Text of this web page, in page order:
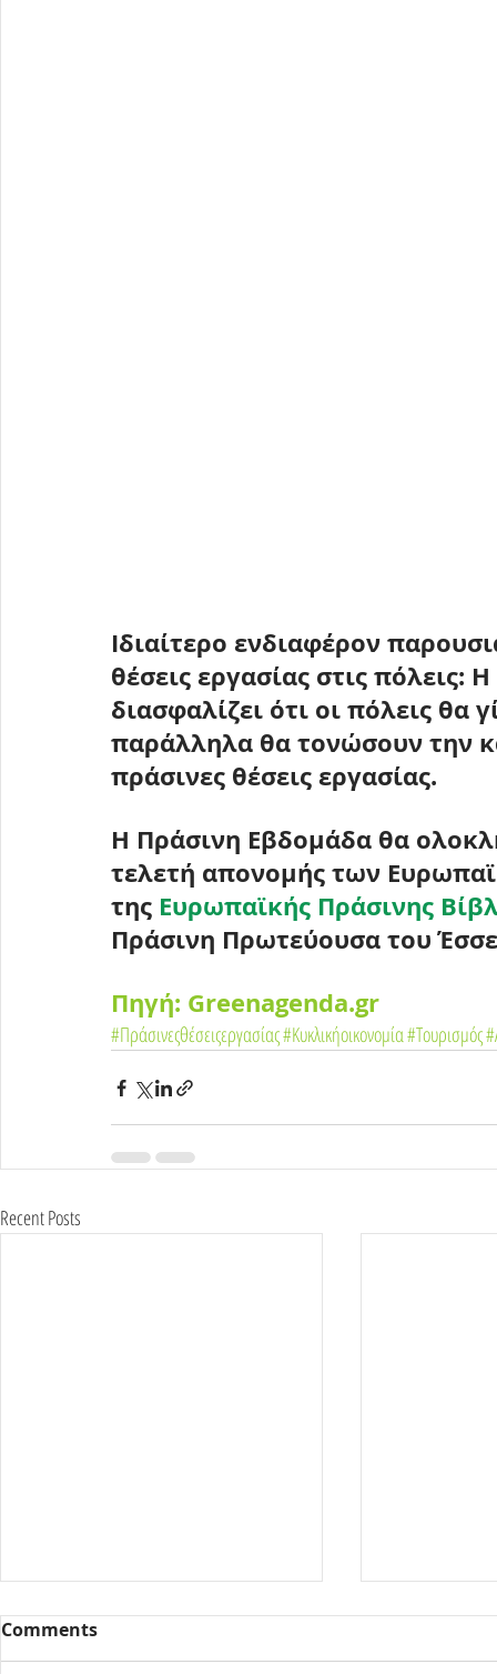
Ιδιαίτερο ενδιαφέρον
θέσεις εργασίας στις πόλεις: Η
διασφαλίζει ότι οι πόλεις θα
παράλληλα θα τονώσουν την
πράσινες θέσεις εργασίας.
Η Πράσινη Εβδομάδα θα
τελετή απονομής των
της Ευρωπαϊκής Πράσινης
Πράσινη Πρωτεύουσα του
Πηγή: Greenagenda.gr
#Πράσινεςθέσειςεργασίας#Κυκλικήοικονομία#Τουρισμός
Recent Posts
Comments